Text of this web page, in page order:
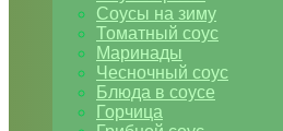
Соусы на зиму
Томатный соус
Маринады
Чесночный соус
Блюда в соусе
Горчица